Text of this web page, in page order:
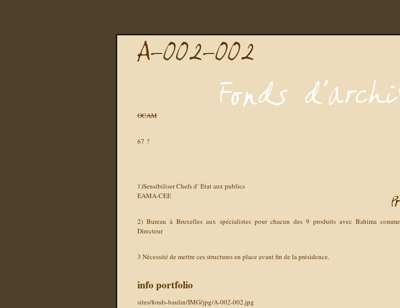
OCAM
67 ?
1)Sensibiliser Chefs d’ Etat aux publics
EAMA-CEE
2) Bureau à Bruxelles aux spécialistes pour chacun des 9 produits avec Bahima comme
Directeur
3 Nécessité de mettre ces structures en place avant fin de la présidence.
info portfolio
sites/fonds-baulin/IMG/jpg/A-002-002.jpg